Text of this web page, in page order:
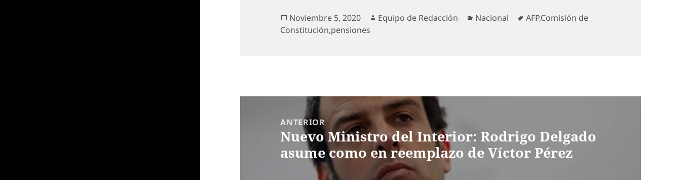
Publicado
el
Noviembre 5, 2020 Autor
Equipo de Redacción Categorías
Nacional Etiquetas
AFP,Comisión de
Constitución,pensiones
entradas
ANTERIOR
Entrada
anterior:
Nuevo Ministro del Interior: Rodrigo Delgado
asume como en reemplazo de Víctor Pérez